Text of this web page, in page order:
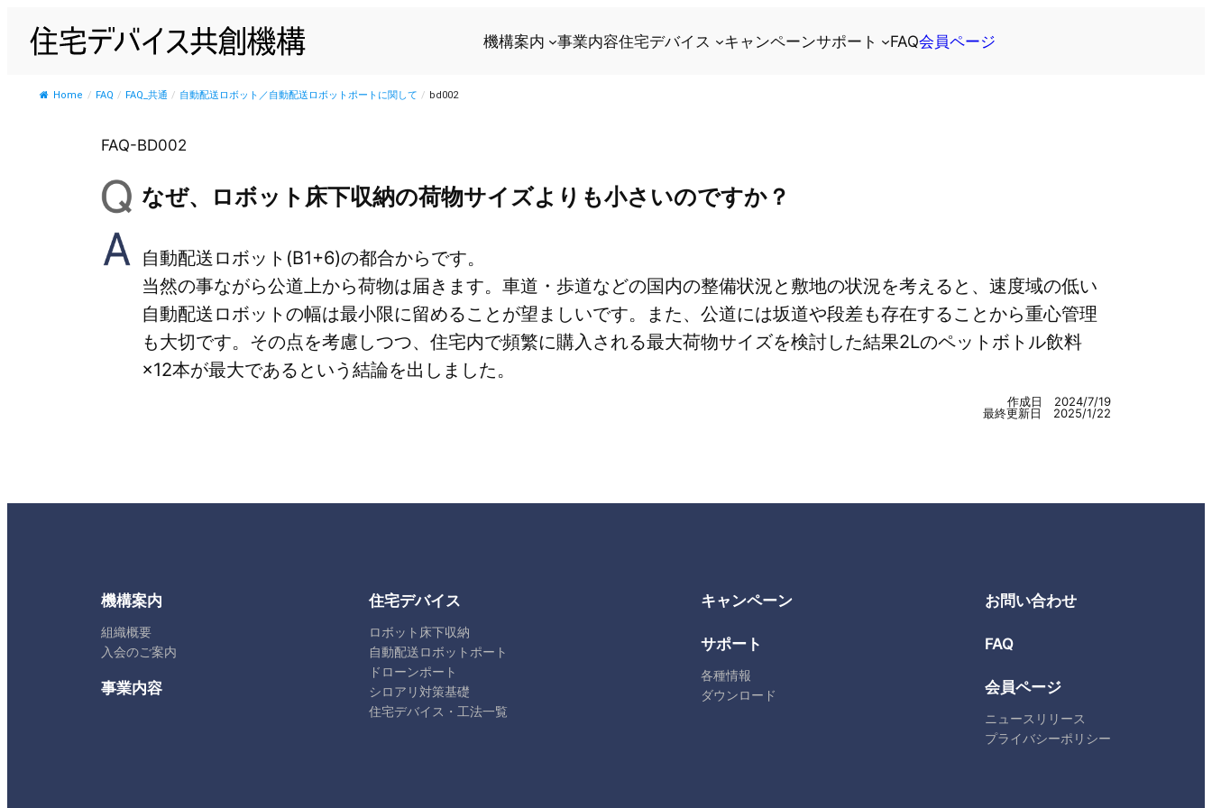
機構案内 事業内容住宅デバイス キャンペーンサポート FAQ会員ページ
Home / FAQ / FAQ_共通 / 自動配送ロボット／自動配送ロボットポートに関して / bd002
FAQ-BD002
なぜ、ロボット床下収納の荷物サイズよりも小さいのですか？
自動配送ロボット(B1+6)の都合からです。
当然の事ながら公道上から荷物は届きます。車道・歩道などの国内の整備状況と敷地の状況を考えると、速度域の低い
自動配送ロボットの幅は最小限に留めることが望ましいです。また、公道には坂道や段差も存在することから重心管理
も大切です。その点を考慮しつつ、住宅内で頻繁に購入される最大荷物サイズを検討した結果2Lのペットボトル飲料
×12本が最大であるという結論を出しました。
作成日 2024/7/19
最終更新日 2025/1/22
機構案内
組織概要
入会のご案内
事業内容
住宅デバイス
ロボット床下収納
自動配送ロボットポート
ドローンポート
シロアリ対策基礎
住宅デバイス・工法一覧
キャンペーン
サポート
各種情報
ダウンロード
お問い合わせ
FAQ
会員ページ
ニュースリリース
プライバシーポリシー